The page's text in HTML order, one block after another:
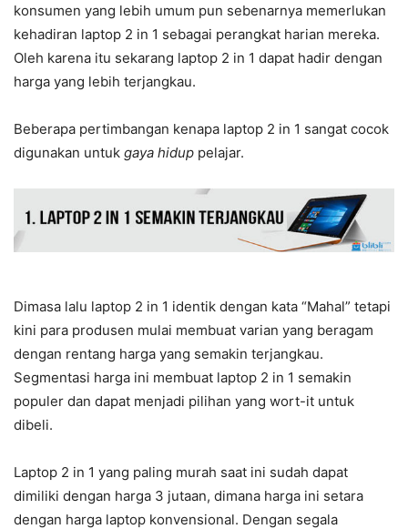
konsumen yang lebih umum pun sebenarnya memerlukan
kehadiran laptop 2 in 1 sebagai perangkat harian mereka.
Oleh karena itu sekarang laptop 2 in 1 dapat hadir dengan
harga yang lebih terjangkau.
Beberapa pertimbangan kenapa laptop 2 in 1 sangat cocok
digunakan untuk gaya hidup pelajar.
Dimasa lalu laptop 2 in 1 identik dengan kata “Mahal” tetapi
kini para produsen mulai membuat varian yang beragam
dengan rentang harga yang semakin terjangkau.
Segmentasi harga ini membuat laptop 2 in 1 semakin
populer dan dapat menjadi pilihan yang wort-it untuk
dibeli.
Laptop 2 in 1 yang paling murah saat ini sudah dapat
dimiliki dengan harga 3 jutaan, dimana harga ini setara
dengan harga laptop konvensional. Dengan segala